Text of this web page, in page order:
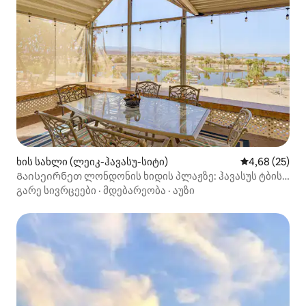
ხის სახლი (ლეიკ-ჰავასუ-სიტი) საშუალო
4,68 (25)
Გაისეირნეთ ლონდონის ხიდის პლაჟზე: ჰავასუს ტბის
ხის სახლი!
გარე სივრცეები · მდებარეობა · აუზი